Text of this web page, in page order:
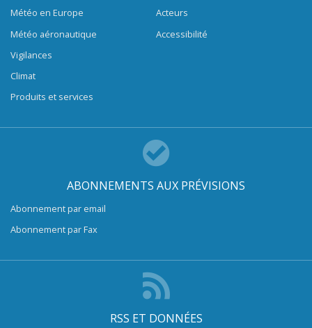
Météo en Europe
Météo aéronautique
Vigilances
Climat
Produits et services
Acteurs
Accessibilité
ABONNEMENTS AUX PRÉVISIONS
Abonnement par email
Abonnement par Fax
RSS ET DONNÉES